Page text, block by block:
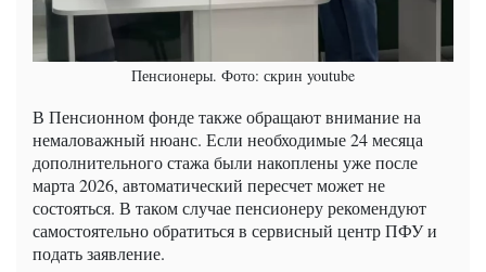
Пенсионеры. Фото: скрин youtube
В Пенсионном фонде также обращают внимание на
немаловажный нюанс. Если необходимые 24 месяца
дополнительного стажа были накоплены уже после
марта 2026, автоматический пересчет может не
состояться. В таком случае пенсионеру рекомендуют
самостоятельно обратиться в сервисный центр ПФУ и
подать заявление.